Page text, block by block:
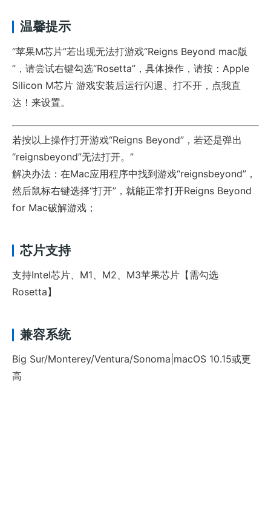
温馨提示
“苹果M芯片”若出现无法打游戏“Reigns Beyond mac版
”，请尝试右键勾选“Rosetta”，具体操作，请按：Apple
Silicon M芯片 游戏安装后运行闪退、打不开，点我直
达！来设置。
若按以上操作打开游戏“Reigns Beyond”，若还是弹出
“reignsbeyond”无法打开。”
解决办法：在Mac应用程序中找到游戏“reignsbeyond”，
然后鼠标右键选择“打开”，就能正常打开Reigns Beyond
for Mac破解游戏；
芯片支持
支持Intel芯片、M1、M2、M3苹果芯片【需勾选
Rosetta】
兼容系统
Big Sur/Monterey/Ventura/Sonoma|macOS 10.15或更
高